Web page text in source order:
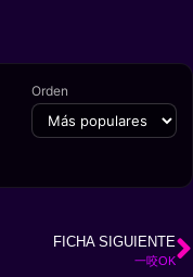
Orden
FICHA SIGUIENTE
一咬OK